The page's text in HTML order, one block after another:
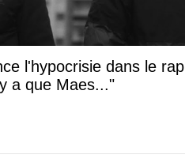
l'hypocrisie dans le rap
a que Maes..."